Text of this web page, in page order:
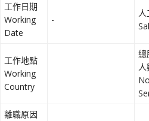
工作日期
Working
Date
-
人
工作地點
Working
Country
總
人
離職原因